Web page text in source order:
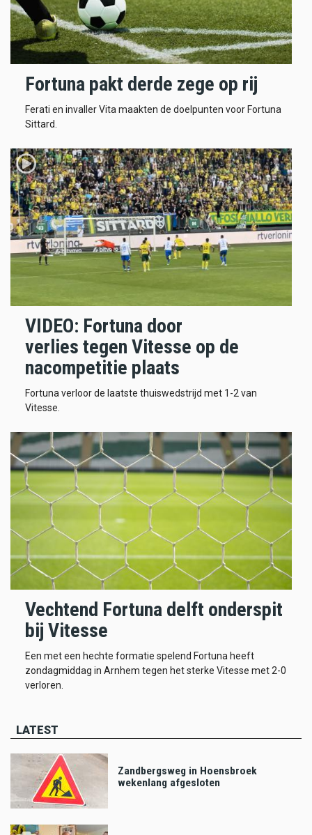
Fortuna pakt derde zege op rij
Ferati en invaller Vita maakten de doelpunten voor Fortuna
Sittard.
VIDEO: Fortuna door
verlies tegen Vitesse op de
nacompetitie plaats
Fortuna verloor de laatste thuiswedstrijd met 1-2 van
Vitesse.
Vechtend Fortuna delft onderspit
bij Vitesse
Een met een hechte formatie spelend Fortuna heeft
zondagmiddag in Arnhem tegen het sterke Vitesse met 2-0
verloren.
LATEST
Zandbergsweg in Hoensbroek
wekenlang afgesloten